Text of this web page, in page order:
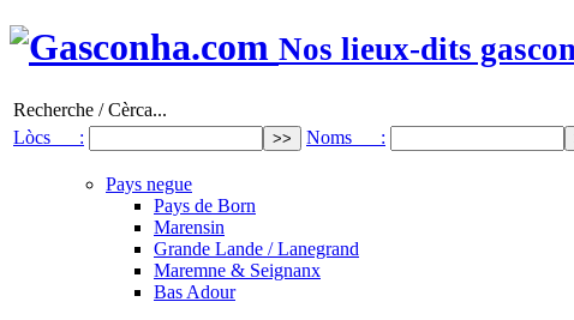
Nos lieux-dits
Recherche / Cèrca...
Lòcs :
Noms :
Pays negue
Pays de Born
Marensin
Grande Lande / Lanegrand
Maremne & Seignanx
Bas Adour